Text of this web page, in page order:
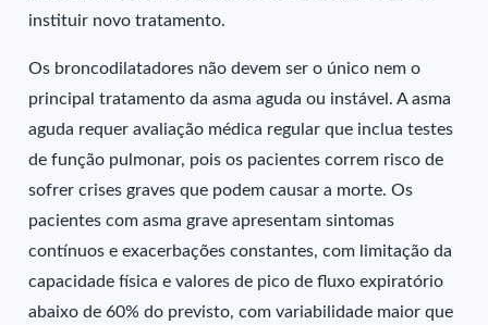
instituir novo tratamento.
Os broncodilatadores não devem ser o único nem o
principal tratamento da asma aguda ou instável. A asma
aguda requer avaliação médica regular que inclua testes
de função pulmonar, pois os pacientes correm risco de
sofrer crises graves que podem causar a morte. Os
pacientes com asma grave apresentam sintomas
contínuos e exacerbações constantes, com limitação da
capacidade física e valores de pico de fluxo expiratório
abaixo de 60% do previsto, com variabilidade maior que